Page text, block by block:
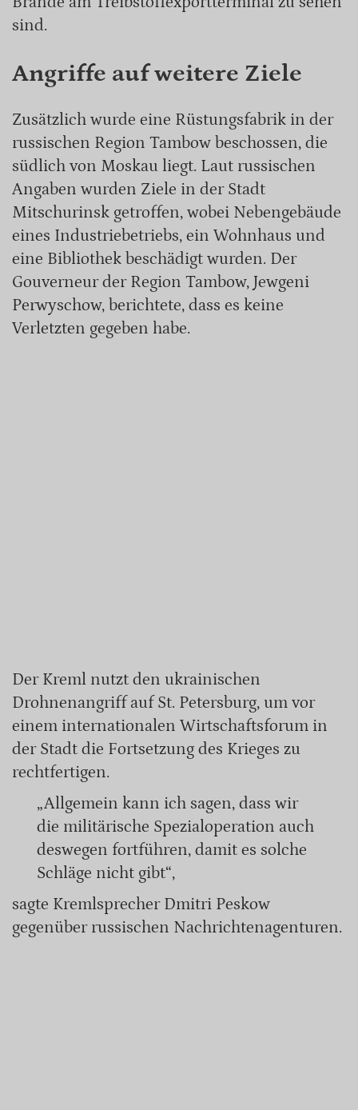
sind.
Angriffe auf weitere Ziele
Zusätzlich wurde eine Rüstungsfabrik in der
russischen Region Tambow beschossen, die
südlich von Moskau liegt. Laut russischen
Angaben wurden Ziele in der Stadt
Mitschurinsk getroffen, wobei Nebengebäude
eines Industriebetriebs, ein Wohnhaus und
eine Bibliothek beschädigt wurden. Der
Gouverneur der Region Tambow, Jewgeni
Perwyschow, berichtete, dass es keine
Verletzten gegeben habe.
Der Kreml nutzt den ukrainischen
Drohnenangriff auf St. Petersburg, um vor
einem internationalen Wirtschaftsforum in
der Stadt die Fortsetzung des Krieges zu
rechtfertigen.
„Allgemein kann ich sagen, dass wir
die militärische Spezialoperation auch
deswegen fortführen, damit es solche
Schläge nicht gibt“,
sagte Kremlsprecher Dmitri Peskow
gegenüber russischen Nachrichtenagenturen.